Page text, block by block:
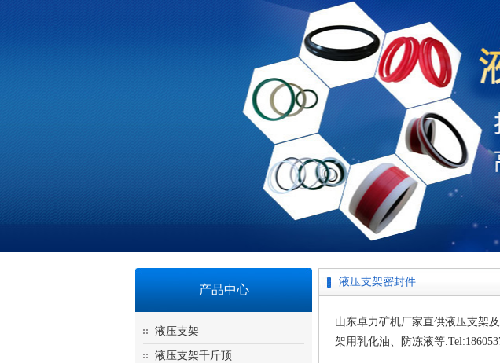
产品中心
液压支架
液压支架千斤顶
液压支架密封件
山东卓力矿机厂家直供液压支架
架用乳化油、防冻液等